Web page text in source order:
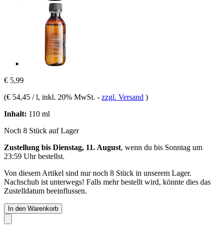
€ 5,99
(€ 54,45 / l, inkl. 20% MwSt. - zzgl. Versand )
Inhalt: 110 ml
Noch 8 Stück auf Lager
Zustellung bis Dienstag, 11. August, wenn du bis Sonntag um
23:59 Uhrbestellst.
Von diesem Artikel sind nur noch 8 Stück in unserem Lager.
Nachschub ist unterwegs! Falls mehr bestellt wird, könnte dies das
Zustelldatum beeinflussen.
In den Warenkorb